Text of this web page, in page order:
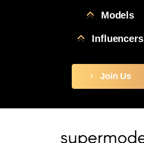
Models
Influencers
Join Us